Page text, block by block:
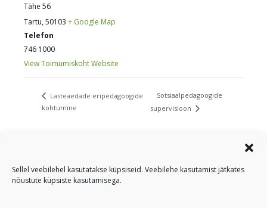
Sellel veebilehel kasutatakse küpsiseid. Veebilehe kasutamist jätkates
nõustute küpsiste kasutamisega.
Tähe 56
Tartu,50103 + Google Map
Telefon
746 1000
View Toimumiskoht Website
Lasteaedade eripedagoogide
kohtumine
Sotsiaalpedagoogide
supervisioon